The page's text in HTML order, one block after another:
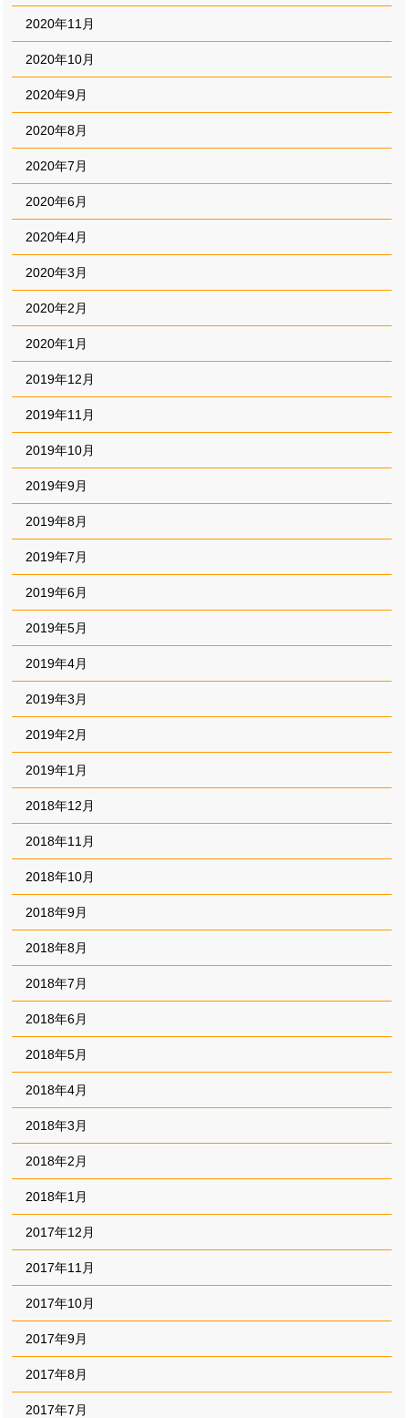
2020年11月
2020年10月
2020年9月
2020年8月
2020年7月
2020年6月
2020年4月
2020年3月
2020年2月
2020年1月
2019年12月
2019年11月
2019年10月
2019年9月
2019年8月
2019年7月
2019年6月
2019年5月
2019年4月
2019年3月
2019年2月
2019年1月
2018年12月
2018年11月
2018年10月
2018年9月
2018年8月
2018年7月
2018年6月
2018年5月
2018年4月
2018年3月
2018年2月
2018年1月
2017年12月
2017年11月
2017年10月
2017年9月
2017年8月
2017年7月